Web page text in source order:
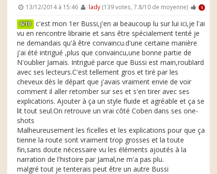
13/12/2014 à 15:46 lady(139 votes, 7.8/10 de moyenne) 1
6/10 c'est mon 1er Bussi,j'en ai beaucoup lu sur lui ici,je l'ai
vu en rencontre librairie et sans être spécialement tenté je
ne demandais qu'à être convaincu.d'une certaine manière
j'ai été intrigué ,plus que convaincu,une bonne partie de
N'oublier Jamais. Intrigué parce que Bussi est main,roublard
avec ses lecteurs.C'est tellement gros et tiré par les
cheveux dès le départ que j'avais vraiment envie de voir
comment il aller retomber sur ses et s'en tirer avec ses
explications. Ajouter à ça un style fluide et agréable et ça se
lit tout seul.On retrouve un vrai côté Coben dans ses one-
shots
Malheureusement les ficelles et les explications pour que ça
tienne la route sont vraiment trop grosses et la toute
fin,sans doute nécessaire vu les éléments ajoutés à la
narration de l'histoire par Jamal,ne m'a pas plu.
malgré tout je tenterais peut être un autre Bussi